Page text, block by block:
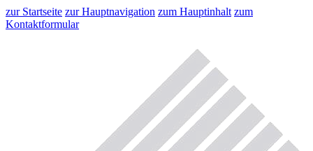
zur Startseite zur Hauptnavigation zum Hauptinhalt zum
Kontaktformular